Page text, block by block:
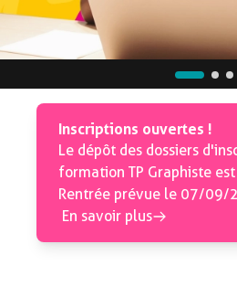
Inscriptions ouvertes !
Le dépôt des dossiers
formation TP Graphiste
Rentrée prévue le 07/09/
En savoir plus